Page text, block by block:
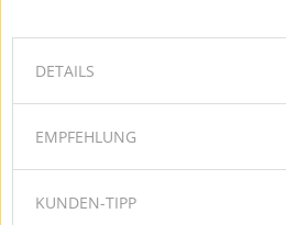
DETAILS
EMPFEHLUNG
KUNDEN-TIPP